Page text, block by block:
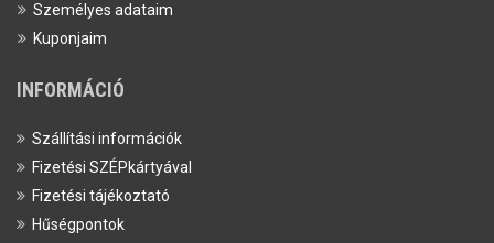
Személyes adataim
Kuponjaim
INFORMÁCIÓ
Szállítási információk
Fizetési SZÉPkártyával
Fizetési tájékoztató
Hűségpontok